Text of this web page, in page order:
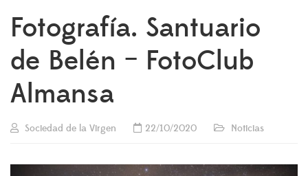
Fotografía. Santuario
de Belén – FotoClub
Almansa
Sociedad de la Virgen 22/10/2020 Noticias